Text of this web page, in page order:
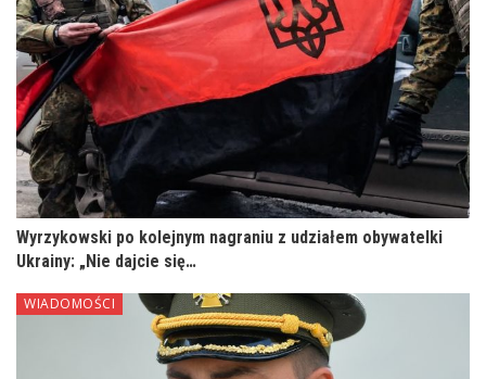
Wyrzykowski po kolejnym nagraniu z udziałem obywatelki
Ukrainy: „Nie dajcie się…
WIADOMOŚCI